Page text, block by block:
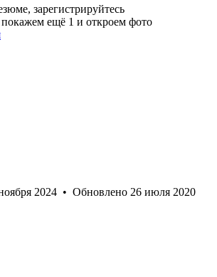
зарегистрируйтесь
ещё 1 и откроем фото
2024 • Обновлено 26 июля 2020